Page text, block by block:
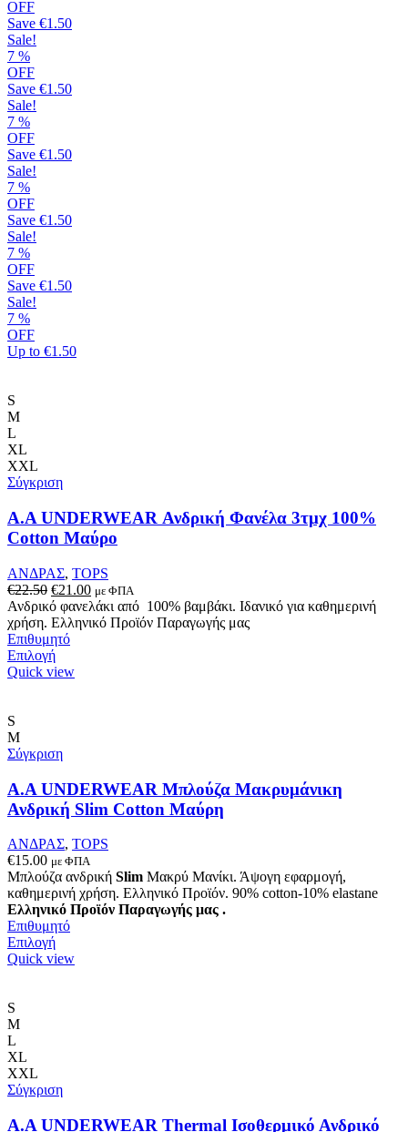
να
του
OFF
Save €1.50
Sale!
7 %
OFF
Save €1.50
Sale!
7 %
OFF
Save €1.50
Sale!
7 %
OFF
Save €1.50
Sale!
7 %
OFF
Save €1.50
Sale!
7 %
OFF
Up to €1.50
S
M
L
XL
XXL
Σύγκριση
Α.A UNDERWEAR Ανδρική Φανέλα 3τμχ 100%
Cotton Μαύρο
ΑΝΔΡΑΣ, TOPS
€22.50 Original
price
was:
€22.50.
€21.00Η
τρέχουσα
τιμή
με ΦΠΑ
Ανδρικό φανελάκι από 100% βαμβάκι. Ιδανικό για καθημερινή
χρήση. Ελληνικό Προϊόν Παραγωγής μας
Επιθυμητό
ΕπιλογήΑυτό
το
Οι
μπορούν
να
επιλεγούν
σελίδα
του
προϊόντος
Quick view
S
M
Σύγκριση
A.A UNDERWEAR Μπλούζα Μακρυμάνικη
Ανδρική Slim Cotton Μαύρη
ΑΝΔΡΑΣ, TOPS
€15.00 με ΦΠΑ
Μπλούζα ανδρική Slim Μακρύ Μανίκι. Άψογη εφαρμογή,
καθημερινή χρήση. Ελληνικό Προϊόν. 90% cotton-10% elastane
Ελληνικό Προϊόν Παραγωγής μας .
Επιθυμητό
ΕπιλογήΑυτό
το
να
στη
Quick view
S
M
L
XL
XXL
Σύγκριση
Α.A UNDERWEAR Thermal Ισοθερμικό Ανδρικό